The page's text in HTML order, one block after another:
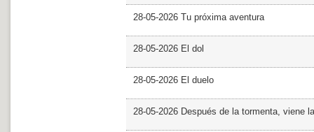
28-05-2026 Tu próxima aventura
28-05-2026 El dol
28-05-2026 El duelo
28-05-2026 Después de la tormenta, viene